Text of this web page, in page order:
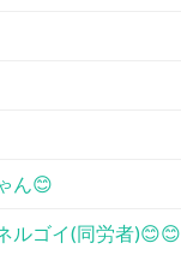
ん😊
ルゴイ(同労者)😊😊